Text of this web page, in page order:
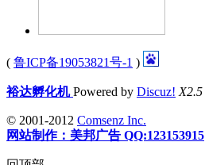
( 鲁ICP备19053821号-1 )
裕达孵化机Powered by Discuz! X2.5
© 2001-2012 Comsenz Inc.
网站制作：美邦广告 QQ:123153915